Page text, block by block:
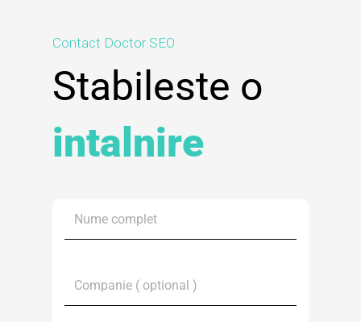
Contact Doctor SEO
Stabileste o
intalnire